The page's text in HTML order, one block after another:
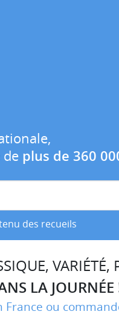
de plus de 360
des recueils
VARIÉTÉ,
LA JOURNÉE
ou